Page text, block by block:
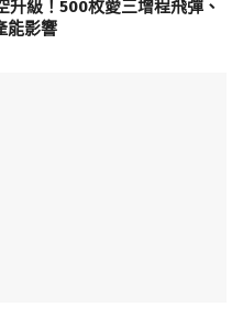
級！500枚愛三增程飛彈、
能影響